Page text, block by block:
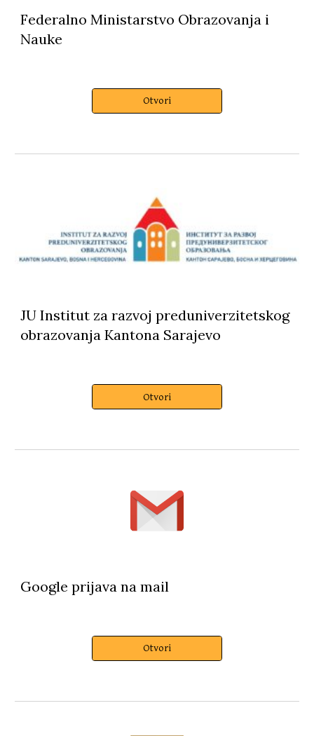
Federalno Ministarstvo Obrazovanja i
Nauke
Otvori
JU Institut za razvoj preduniverzitetskog
obrazovanja Kantona Sarajevo
Otvori
Google prijava na mail
Otvori